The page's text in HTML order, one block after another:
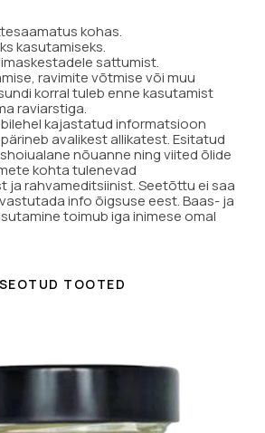
kohas.
kasutamiseks.
sattumist.
ravimite võtmise või muu
korral tuleb enne kasutamist
raviarstiga.
kajastatud informatsioon
avalikest allikatest. Esitatud
nõuanne ning viited õlide
kohta tulenevad
ja rahvameditsiinist. Seetõttu ei saa
info õigsuse eest. Baas- ja
toimub iga inimese omal
SEOTUD TOOTED